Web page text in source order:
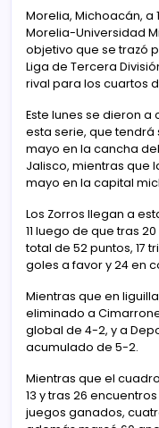
Morelia, Michoacán, a
Morelia-Universidad
objetivo que se trazó
Liga de Tercera
rival para los cuartos
Este lunes se dieron
esta serie, que tendrá
mayo en la cancha
Jalisco, mientras que
mayo en la capital
Los Zorros llegan a
11 luego de que tras
total de 52 puntos, 17
goles a favor y 24 en
Mientras que en
eliminado a
global de 4-2, y a
acumulado de 5-2.
Mientras que el
13 y tras 26
juegos ganados,